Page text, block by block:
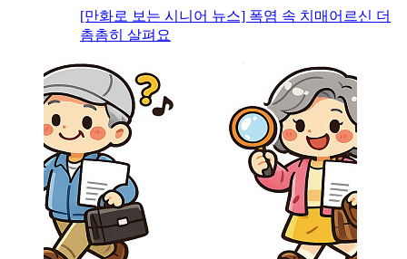
[만화로 보는 시니어 뉴스] 폭염 속 치매어르신 더
촘촘히 살펴요